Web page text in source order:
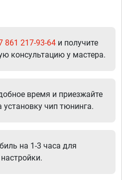
861 217-93-64 и получите
консультацию у мастера.
время и приезжайте
установку чип тюнинга.
на 1-3 часа для